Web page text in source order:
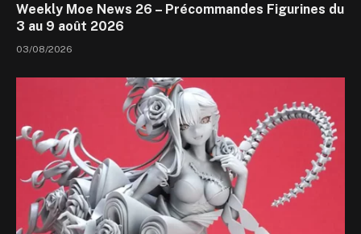
Weekly Moe News 26 – Précommandes Figurines du
3 au 9 août 2026
03/08/2026